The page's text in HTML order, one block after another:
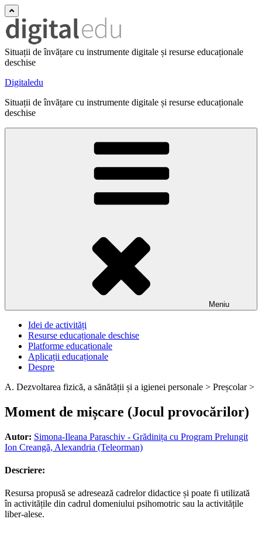
Situații de învățare cu instrumente digitale și resurse educaționale
deschise
Digitaledu
Situații de învățare cu instrumente digitale și resurse educaționale
deschise
Meniu
Idei de activități
Resurse educaționale deschise
Platforme educaționale
Aplicații educaționale
Despre
A. Dezvoltarea fizică, a sănătății și a igienei personale > Preșcolar >
Moment de mișcare (Jocul provocărilor)
Autor: Simona-Ileana Paraschiv - Grădinița cu Program Prelungit
Ion Creangă, Alexandria (Teleorman)
Descriere:
Resursa propusă se adresează cadrelor didactice și poate fi utilizată
în activitățile din cadrul domeniului psihomotric sau la activitățile
liber-alese.